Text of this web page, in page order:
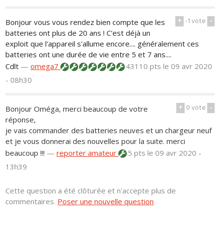
+ -1vote -
Bonjour vous vous rendez bien compte que les
batteries ont plus de 20 ans ! C'est déjà un
exploit que l'appareil s'allume encore.... généralement ces
batteries ont une durée de vie entre 5 et 7 ans....
Cdlt —omega7 43110 ptsle 09 avr 2020
- 08h30
+ 0vote -
Bonjour Oméga, merci beaucoup de votre
réponse,
je vais commander des batteries neuves et un chargeur neuf
et je vous donnerai des nouvelles pour la suite. merci
beaucoup !!! —reporter amateur 5 ptsle 09 avr 2020 -
13h39
Cette question a été clôturée et n'accepte plus de
commentaires. Poser une nouvelle question